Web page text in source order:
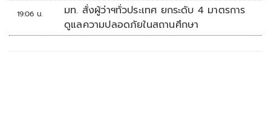
19:06 น.
มท. สั่งผู้ว่าฯทั่วประเทศ ยกระดับ 4 มาตรการ
ดูแลความปลอดภัยในสถานศึกษา